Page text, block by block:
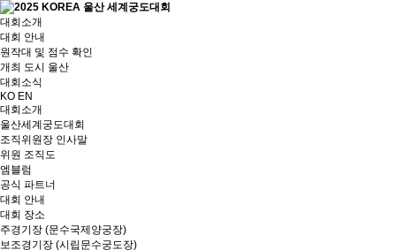
대회소개
대회 안내
원작대 및 점수 확인
개최 도시 울산
대회소식
KO EN
대회소개
울산세계궁도대회
조직위원장 인사말
위원 조직도
엠블럼
공식 파트너
대회 안내
대회 장소
주경기장 (문수국제양궁장)
보조경기장 (시립문수궁도장)